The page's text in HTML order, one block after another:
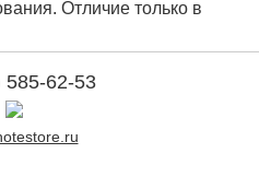
Отличие только в
585-62-53